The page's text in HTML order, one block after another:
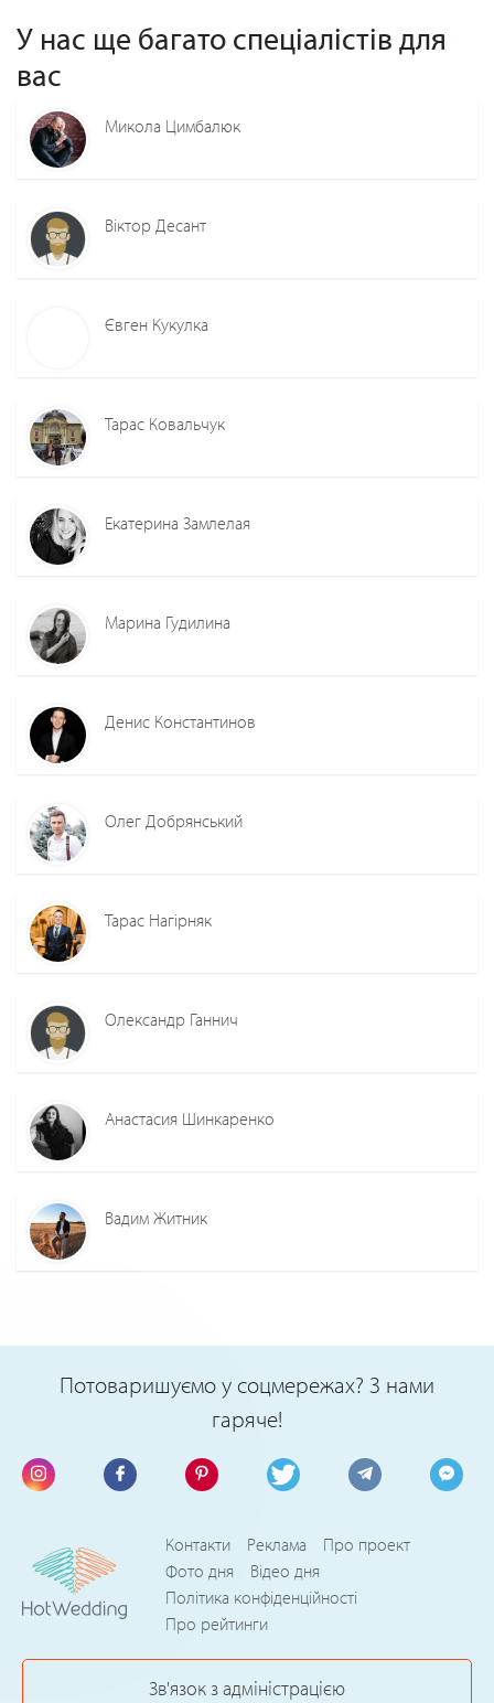
У нас ще багато спеціалістів для
вас
Микола Цимбалюк
Віктор Десант
Євген Кукулка
Тарас Ковальчук
Екатерина Замлелая
Марина Гудилина
Денис Константинов
Олег Добрянський
Тарас Нагірняк
Олександр Ганнич
Анастасия Шинкаренко
Вадим Житник
Потоваришуємо у соцмережах? З нами
гаряче!
Контакти Реклама
Про проект
Фото дня
Відео дня
Політика конфіденційності
Про рейтинги
Зв'язок з адміністрацією